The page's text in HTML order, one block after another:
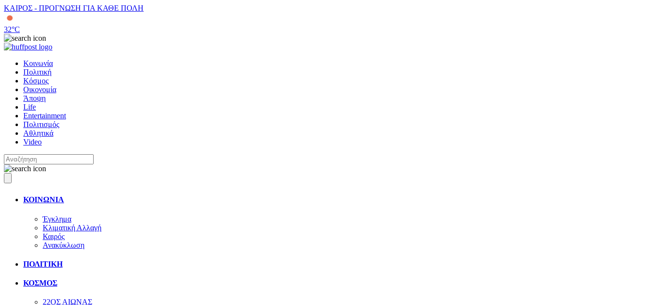
ΚΑΙΡΟΣ - ΠΡΟΓΝΩΣΗ ΓΙΑ ΚΑΘΕ ΠΟΛΗ
32°C
Κοινωνία
Πολιτική
Κόσμος
Οικονομία
Άποψη
Life
Entertainment
Πολιτισμός
Αθλητικά
Video
ΚΟΙΝΩΝΙΑ
Έγκλημα
Κλιματική Αλλαγή
Καιρός
Ανακύκλωση
ΠΟΛΙΤΙΚΗ
ΚΟΣΜΟΣ
22ΟΣ ΑΙΩΝΑΣ